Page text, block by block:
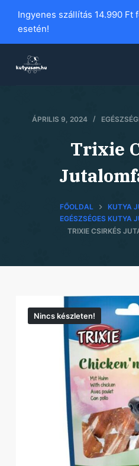
i
Ingyenes szállítás 14.990 Ft
esetén!
ÁPRILIS 9, 2024
Trixie
FŐOLDAL
KUTYA
EGÉSZSÉGES KUTYA
TRIXIE CSIRKÉS
Nincs készleten!